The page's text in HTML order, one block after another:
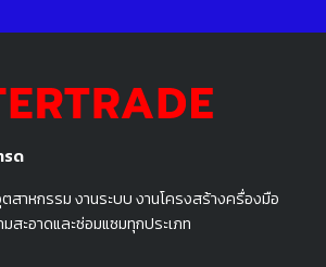
รด
สาหกรรม งานระบบ งานโครงสร้างครื่องมือ
ะอาดและซ่อมแซมทุกประเภท